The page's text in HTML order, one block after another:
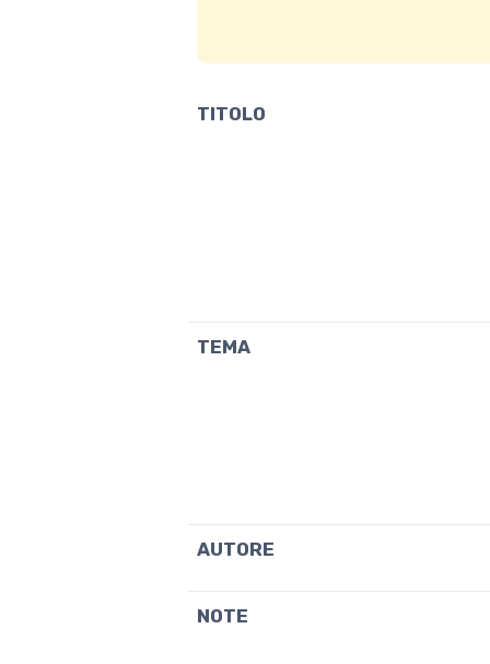
TITOLO
TEMA
AUTORE
NOTE